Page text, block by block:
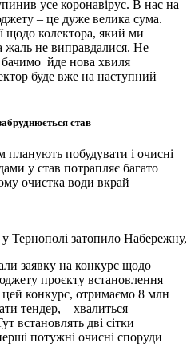
усе коронавірус. В нас на
– це дуже велика сума.
щодо колектора, який ми
не виправдалися. Не
йде нова хвиля
буде вже на наступний
став
побудувати і очисні
у став потрапляє багато
очистка води вкрай
у Тернополі затопило
заявку на конкурс щодо
проєкту встановлення
конкурс, отримаємо 8 млн
тендер, – хвалиться
встановлять дві сітки
потужні очисні споруди